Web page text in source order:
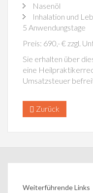
Nasenöl
Inhalation und
5 Anwendungstage
Preis: 690,- € zzgl.
Sie erhalten über
eine
Umsatzsteuer
Zurück
Weiterführende Links